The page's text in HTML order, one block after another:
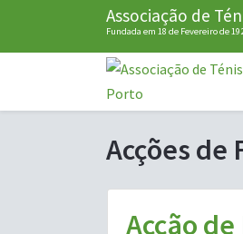
Associação de
Fundada em 18 de Fevereiro de
Acções de
Acção